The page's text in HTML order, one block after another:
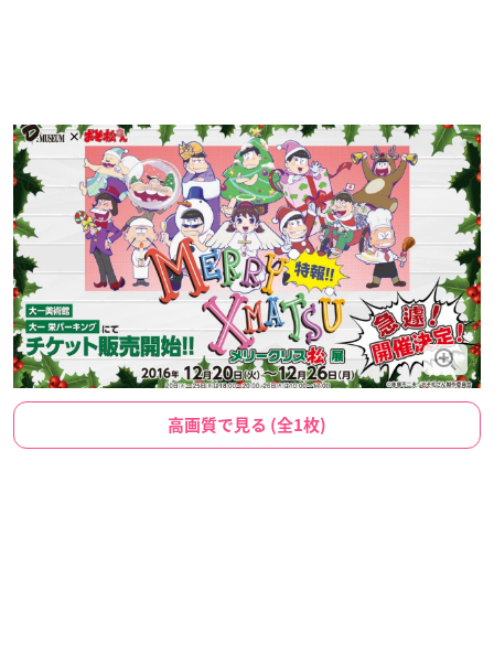
高画質で見る (全1枚)